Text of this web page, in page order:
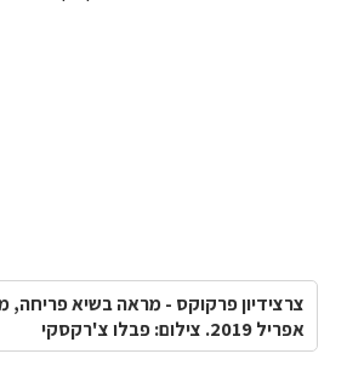
צרצידיון פרקוקס - מראה בשיא
אפריל 2019. צילום: פבלו צ'רקסקי